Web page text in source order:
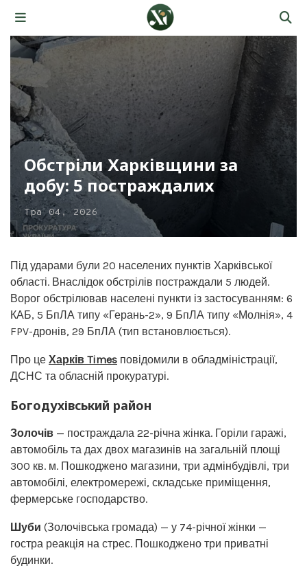
Обстріли Харківщини за
добу: 5 постраждалих
Тра 04, 2026
Під ударами були 20 населених пунктів Харківської
області. Внаслідок обстрілів постраждали 5 людей.
Ворог обстрілював населені пункти із застосуванням: 6
КАБ, 5 БпЛА типу «Герань-2», 9 БпЛА типу «Молнія», 4
FPV-дронів, 29 БпЛА (тип встановлюється).
Про це Харків Times повідомили в обладміністрації,
ДСНС та обласній прокуратурі.
Богодухівський район
Золочів — постраждала 22-річна жінка. Горіли гаражі,
автомобіль та дах двох магазинів на загальній площі
300 кв. м. Пошкоджено магазини, три адмінбудівлі, три
автомобілі, електромережі, складське приміщення,
фермерське господарство.
Шуби (Золочівська громада) — у 74-річної жінки —
гостра реакція на стрес. Пошкоджено три приватні
будинки.